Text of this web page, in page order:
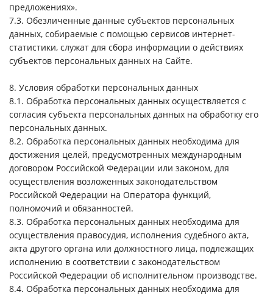
предложениях».
7.3. Обезличенные данные субъектов персональных
данных, собираемые с помощью сервисов интернет-
статистики, служат для сбора информации о действиях
субъектов персональных данных на Сайте.
8. Условия обработки персональных данных
8.1. Обработка персональных данных осуществляется с
согласия субъекта персональных данных на обработку его
персональных данных.
8.2. Обработка персональных данных необходима для
достижения целей, предусмотренных международным
договором Российской Федерации или законом, для
осуществления возложенных законодательством
Российской Федерации на Оператора функций,
полномочий и обязанностей.
8.3. Обработка персональных данных необходима для
осуществления правосудия, исполнения судебного акта,
акта другого органа или должностного лица, подлежащих
исполнению в соответствии с законодательством
Российской Федерации об исполнительном производстве.
8.4. Обработка персональных данных необходима для